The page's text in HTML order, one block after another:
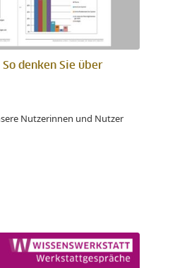
denken Sie über
Nutzerinnen und Nutzer